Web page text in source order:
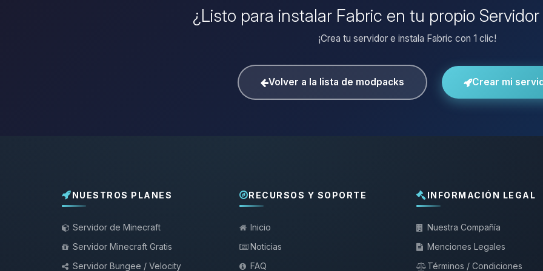
¿Listo para instalar Fabric en tu propio
¡Crea tu servidor e instala Fabric con 1 clic!
Volver a la lista de modpacks Crear mi
NUESTROS PLANES
Servidor de Minecraft
Servidor Minecraft Gratis
Servidor Bungee / Velocity
RECURSOS Y SOPORTE
Inicio
Noticias
FAQ
INFORMACIÓN LEGAL
Nuestra Compañía
Menciones Legales
Términos / Condiciones